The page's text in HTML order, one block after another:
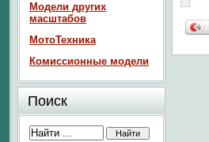
Модели других
масштабов
МотоТехника
Комиссионные модели
Поиск